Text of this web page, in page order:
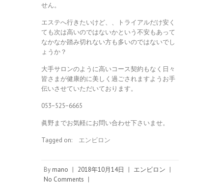
せん。
エステへ行きたいけど、、トライアルだけ安く
ても次は高いのではないかという不安もあって
なかなか踏み切れない方も多いのではないでし
ょうか？
大手サロンのように高いコース契約もなく日々
皆さまが健康的に美しく過ごされますようお手
伝いさせていただいております。
053−525−6665
眞野までお気軽にお問い合わせ下さいませ。
Tagged on: エンビロン
By mano | 2018年10月14日 | エンビロン |
No Comments |